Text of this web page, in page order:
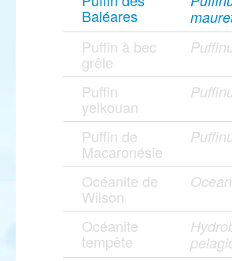
Baléares
Puffin à bec
grêle
Puffin
yelkouan
Puffin de
Macaronésie
Océanite de
Wilson
Océanite
tempête